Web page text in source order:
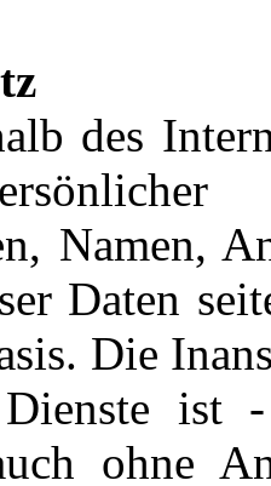
des
Namen,
Daten
Die
Dienste ist
ohne